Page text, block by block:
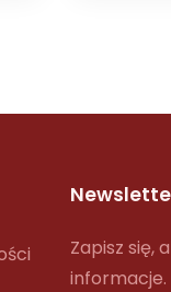
Zapisz się,
informacje.